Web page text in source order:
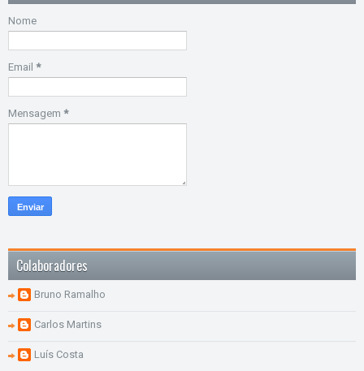
Nome
Email *
Mensagem *
Colaboradores
Bruno Ramalho
Carlos Martins
Luís Costa